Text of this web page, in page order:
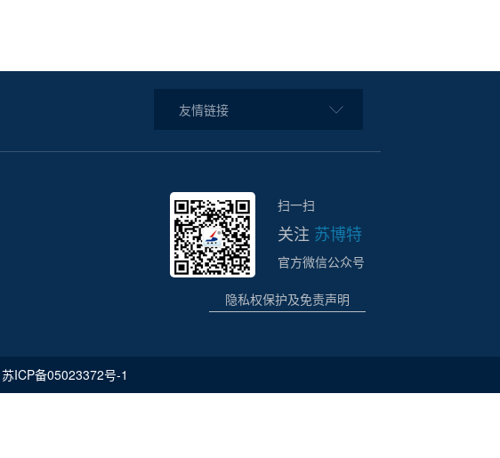
友情链接
扫一扫
关注 苏博特
官方微信公众号
隐私权保护及免责声明
苏ICP备05023372号-1